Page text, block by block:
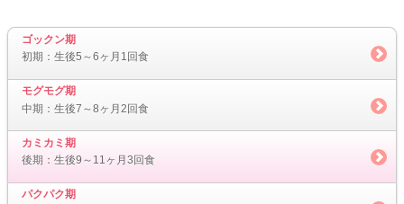
ゴックン期
初期：生後5～6ヶ月1回食
モグモグ期
中期：生後7～8ヶ月2回食
カミカミ期
後期：生後9～11ヶ月3回食
パクパク期